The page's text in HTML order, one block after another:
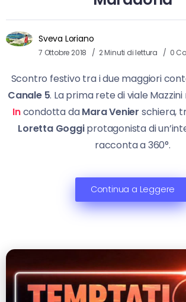
Sveva Loriano
7 Ottobre 2018 2 Minuti di lettura 0
Scontro festivo tra i due maggiori
Canale 5. La prima rete di viale Mazzini
Incondotta daMara Venier schiera,
Loretta Goggiprotagonista di
racconta a 360°.
Continua a Leggere